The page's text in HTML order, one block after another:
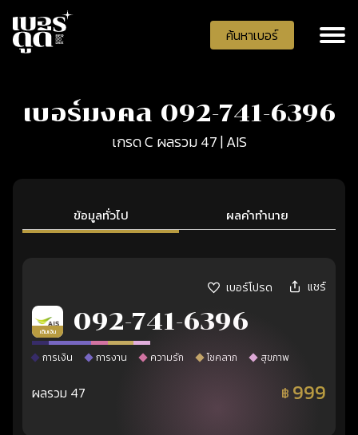
ค้นหาเบอร์
เบอร์มงคล 092-741-6396
เกรด C ผลรวม 47 | AIS
ข้อมูลทั่วไป ผลคำทำนาย
เบอร์โปรด แชร์
เติมเงิน 092-741-6396
การเงิน การงาน ความรัก โชคลาภ สุขภาพ
ผลรวม 47 ฿ 999